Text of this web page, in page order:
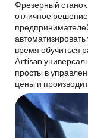
Фрезерный
отличное
время обучиться
Artisan
просты в
цены и